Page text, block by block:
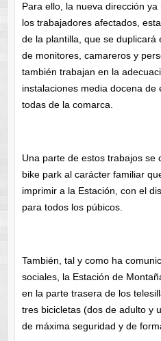
Para ello, la nueva dirección
los trabajadores afectados,
de la plantilla, que se duplicará
de monitores, camareros y
también trabajan en la
instalaciones media docena
todas de la comarca.
Una parte de estos trabajos se
bike park al carácter familiar
imprimir a la Estación, con el
para todos los púbicos.
También, tal y como ha
sociales, la Estación de
en la parte trasera de los
tres bicicletas (dos de adulto y
de máxima seguridad y de